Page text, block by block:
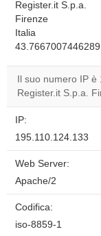
Register.it S.p.a.
Firenze
Italia
Il suo numero IP
Register.it S.p.a.
IP:
195.110.124.133
Web Server:
Apache/2
Codifica:
iso-8859-1